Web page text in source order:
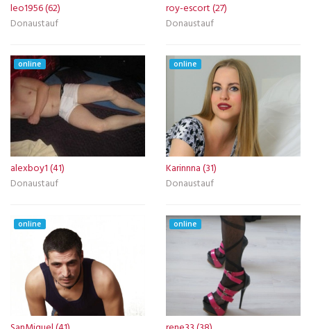
leo1956 (62)
Donaustauf
roy-escort (27)
Donaustauf
online
alexboy1 (41)
Donaustauf
online
Karinnna (31)
Donaustauf
online online